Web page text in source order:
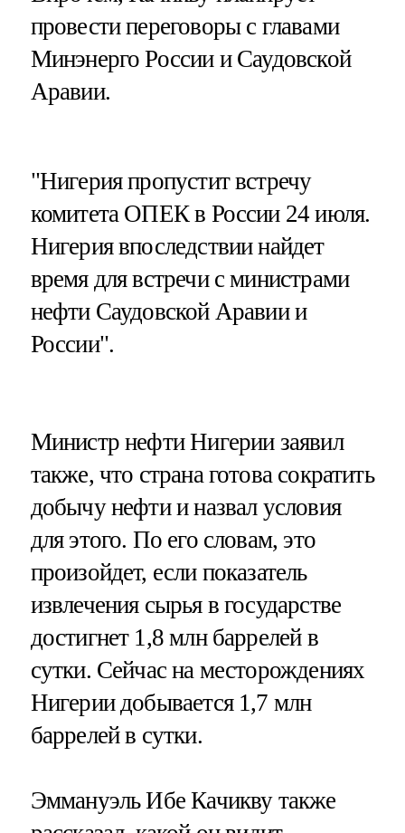
провести переговоры с главами
Минэнерго России и Саудовской
Аравии.
"Нигерия пропустит встречу
комитета ОПЕК в России 24 июля.
Нигерия впоследствии найдет
время для встречи с министрами
нефти Саудовской Аравии и
России".
Министр нефти Нигерии заявил
также, что страна готова сократить
добычу нефти и назвал условия
для этого. По его словам, это
произойдет, если показатель
извлечения сырья в государстве
достигнет 1,8 млн баррелей в
сутки. Сейчас на месторождениях
Нигерии добывается 1,7 млн
баррелей в сутки.
Эммануэль Ибе Качикву также